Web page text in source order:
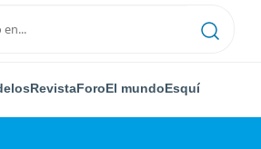
RevistaForoEl mundoEsquí